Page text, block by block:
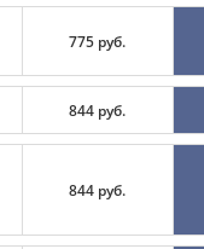
775 руб.
844 руб.
844 руб.